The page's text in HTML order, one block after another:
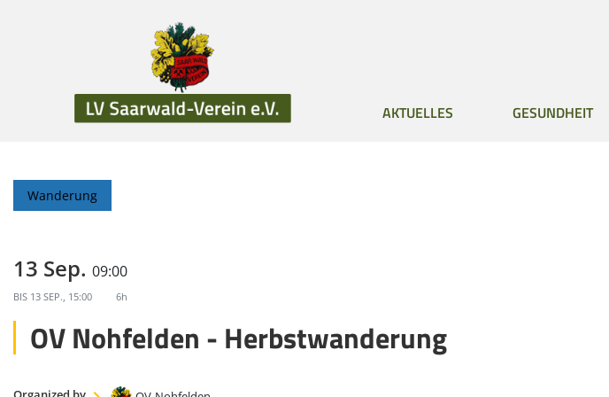
AKTUELLES GESUNDHEIT
Wanderung
13 Sep. 09:00
BIS 13 SEP., 15:00 6h
OV Nohfelden - Herbstwanderung